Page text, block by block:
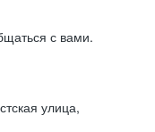
с вами.
улица,